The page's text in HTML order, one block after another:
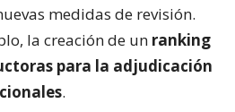
medidas de revisión.
la creación de un ranking
para la adjudicación
.